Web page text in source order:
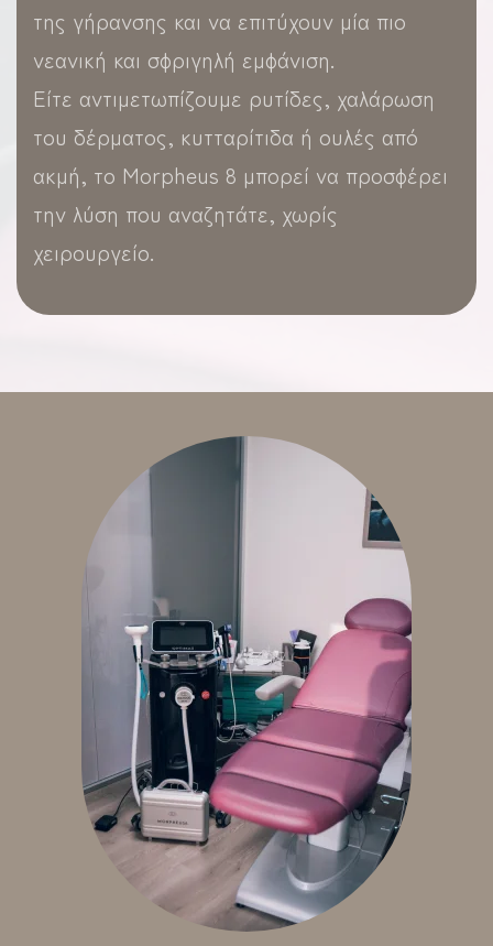
της γήρανσης και να επιτύχουν μία πιο
νεανική και σφριγηλή εμφάνιση.
Είτε αντιμετωπίζουμε ρυτίδες, χαλάρωση
του δέρματος, κυτταρίτιδα ή ουλές από
ακμή, το Morpheus 8 μπορεί να προσφέρει
την λύση που αναζητάτε, χωρίς
χειρουργείο.